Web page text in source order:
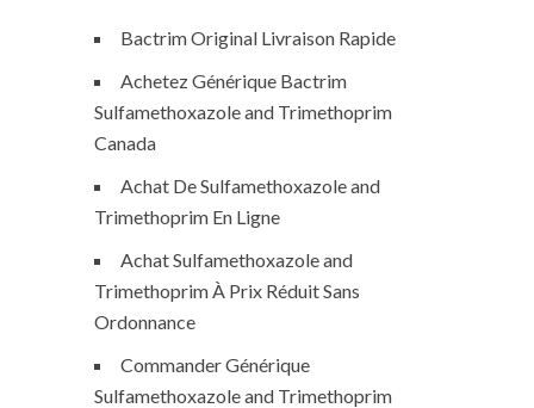
Bactrim Original Livraison Rapide
Achetez Générique Bactrim
Sulfamethoxazole and Trimethoprim
Canada
Achat De Sulfamethoxazole and
Trimethoprim En Ligne
Achat Sulfamethoxazole and
Trimethoprim À Prix Réduit Sans
Ordonnance
Commander Générique
Sulfamethoxazole and Trimethoprim